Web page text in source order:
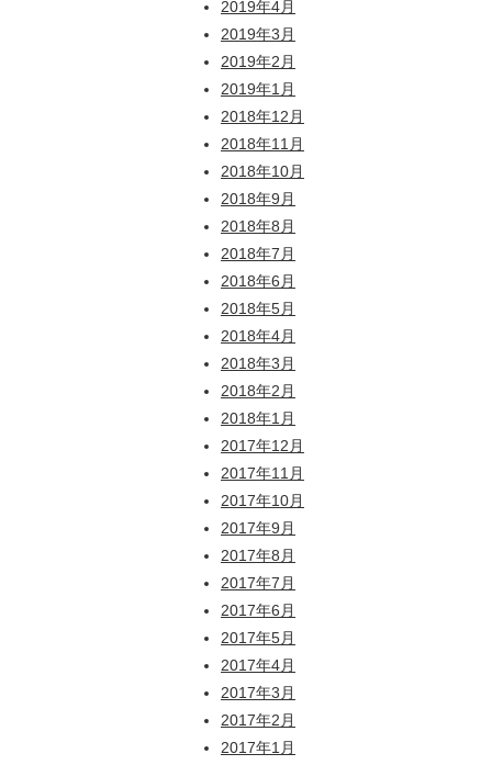
2019年4月
2019年3月
2019年2月
2019年1月
2018年12月
2018年11月
2018年10月
2018年9月
2018年8月
2018年7月
2018年6月
2018年5月
2018年4月
2018年3月
2018年2月
2018年1月
2017年12月
2017年11月
2017年10月
2017年9月
2017年8月
2017年7月
2017年6月
2017年5月
2017年4月
2017年3月
2017年2月
2017年1月